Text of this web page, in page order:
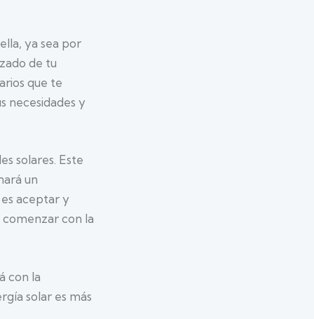
ya sea por
de tu
que te
necesidades y
solares. Este
un
aceptar y
con la
con la
solar es más